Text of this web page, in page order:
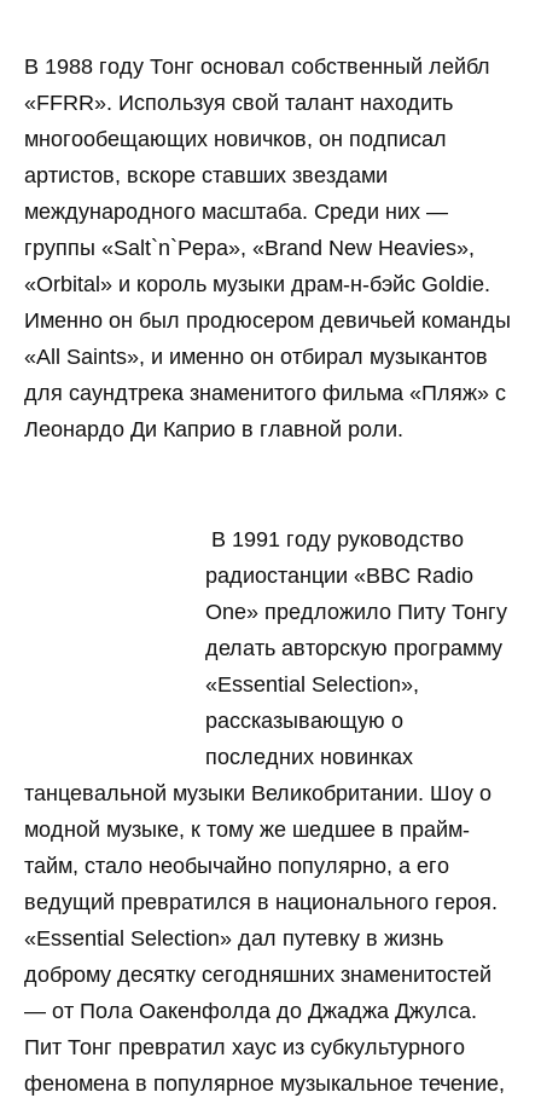
В 1988 году Тонг основал собственный лейбл
«FFRR». Используя свой талант находить
многообещающих новичков, он подписал
артистов, вскоре ставших звездами
международного масштаба. Среди них —
группы «Salt`n`Pepa», «Brand New Heavies»,
«Orbital» и король музыки драм-н-бэйс Goldie.
Именно он был продюсером девичьей команды
«All Saints», и именно он отбирал музыкантов
для саундтрека знаменитого фильма «Пляж» с
Леонардо Ди Каприо в главной роли.
В 1991 году руководство
радиостанции «BBC Radio
One» предложило Питу Тонгу
делать авторскую программу
«Essential Selection»,
рассказывающую о
последних новинках
танцевальной музыки Великобритании. Шоу о
модной музыке, к тому же шедшее в прайм-
тайм, стало необычайно популярно, а его
ведущий превратился в национального героя.
«Essential Selection» дал путевку в жизнь
доброму десятку сегодняшних знаменитостей
— от Пола Оакенфолда до Джаджа Джулса.
Пит Тонг превратил хаус из субкультурного
феномена в популярное музыкальное течение,